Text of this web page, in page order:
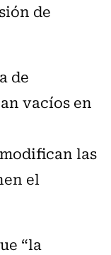
de
de
vacíos en
las
el
“la